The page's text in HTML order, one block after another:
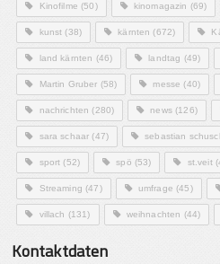
Kinofilme (50) kinomagazin (69)
kunst (38) kärnten (672)
land kärnten (46) landtag (49)
Martin Gruber (58) messe (40)
nachrichten (280) news(126)
sara schaar (47) sebastian
sport (52) spö (53) st.veit
Streaming (47) umfrage (45)
villach (131) weihnachten (44)
Kontaktdaten